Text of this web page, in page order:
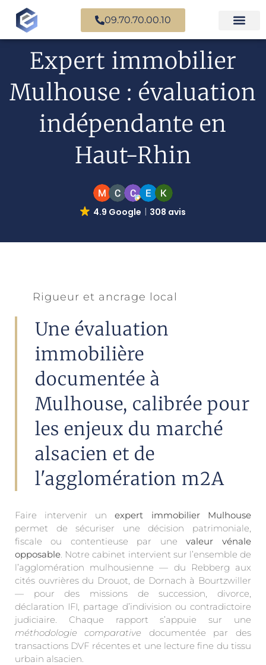
09.70.70.00.10
Expert immobilier
Mulhouse : évaluation
indépendante en
Haut-Rhin
4.9 Google 308 avis
Rigueur et ancrage local
Une évaluation
immobilière
documentée à
Mulhouse, calibrée pour
les enjeux du marché
alsacien et de
l'agglomération m2A
Faire intervenir un expert immobilier Mulhouse
permet de sécuriser une décision patrimoniale,
fiscale ou contentieuse par une valeur vénale
opposable. Notre cabinet intervient sur l’ensemble de
l’agglomération mulhousienne — du Rebberg aux
cités ouvrières du Drouot, de Dornach à Bourtzwiller
— pour des missions de succession, divorce,
déclaration IFI, partage d’indivision ou contradictoire
judiciaire. Chaque rapport s’appuie sur une
méthodologie comparative documentée par des
transactions DVF récentes et une lecture fine du tissu
urbain alsacien.